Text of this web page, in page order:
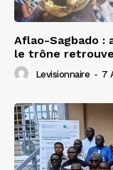
Aflao-Sagbado :
le trône
Levisionnaire - 7